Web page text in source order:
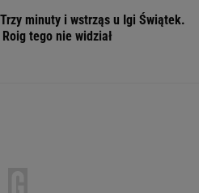
Trzy minuty i wstrząs u Igi Świątek.
tego nie widział